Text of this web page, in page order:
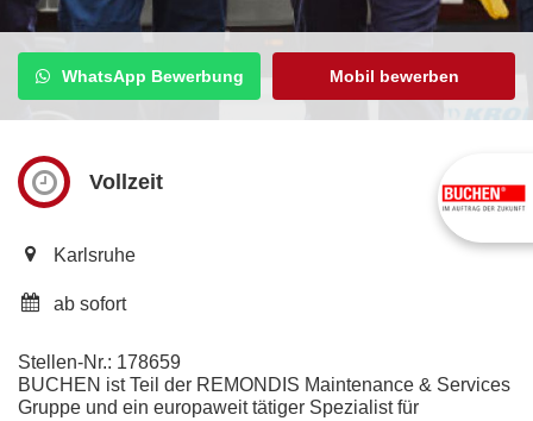
Enstorgung
WhatsApp Bewerbung Mobil bewerben
Vollzeit
Karlsruhe
ab sofort
Stellen-Nr.: 178659
BUCHEN ist Teil der REMONDIS Maintenance & Services
Gruppe und ein europaweit tätiger Spezialist für